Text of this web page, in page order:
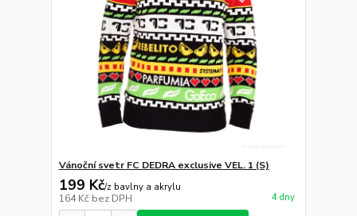
Vánoční svetr FC DEDRA exclusive VEL. 1 (S)
199 Kč/z bavlny a akrylu
164 Kč bez DPH 4 dny